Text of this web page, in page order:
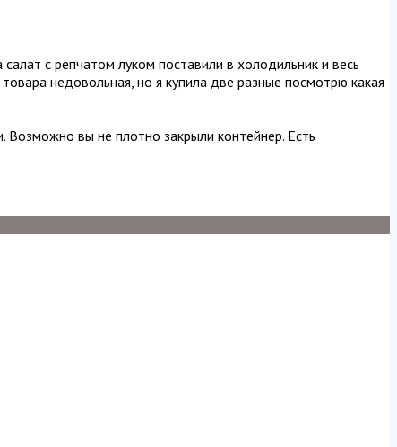
с репчатом луком поставили в холодильник и весь
недовольная, но я купила две разные посмотрю какая
Возможно вы не плотно закрыли контейнер. Есть